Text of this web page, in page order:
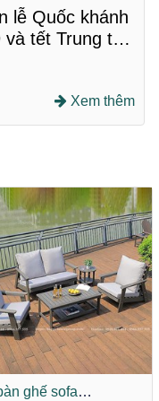
lễ Quốc khánh
và tết Trung thu
Xem thêm
ghế sofa